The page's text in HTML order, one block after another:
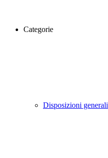
Categorie
Disposizioni generali